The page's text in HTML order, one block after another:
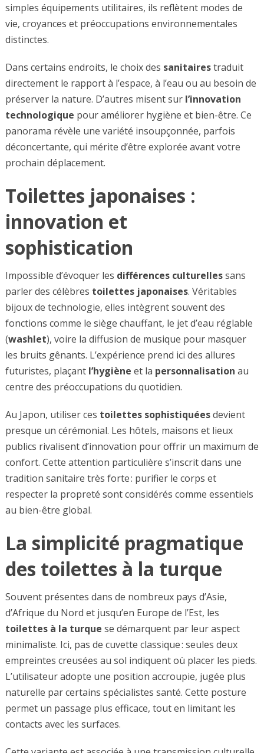
simples équipements utilitaires, ils reflètent modes de
vie, croyances et préoccupations environnementales
distinctes.
Dans certains endroits, le choix des sanitairestraduit
directement le rapport à l’espace, à l’eau ou au besoin de
préserver la nature. D’autres misent sur l’innovation
technologique pour améliorer hygiène et bien-être. Ce
panorama révèle une variété insoupçonnée, parfois
déconcertante, qui mérite d’être explorée avant votre
prochain déplacement.
Toilettes japonaises :
innovation et
sophistication
Impossible d’évoquer les différences culturellessans
parler des célèbres toilettes japonaises. Véritables
bijoux de technologie, elles intègrent souvent des
fonctions comme le siège chauffant, le jet d’eau réglable
(washlet), voire la diffusion de musique pour masquer
les bruits gênants. L’expérience prend ici des allures
futuristes, plaçant l’hygiène et la personnalisation au
centre des préoccupations du quotidien.
Au Japon, utiliser ces toilettes sophistiquéesdevient
presque un cérémonial. Les hôtels, maisons et lieux
publics rivalisent d’innovation pour offrir un maximum de
confort. Cette attention particulière s’inscrit dans une
tradition sanitaire très forte : purifier le corps et
respecter la propreté sont considérés comme essentiels
au bien-être global.
La simplicité pragmatique
des toilettes à la turque
Souvent présentes dans de nombreux pays d’Asie,
d’Afrique du Nord et jusqu’en Europe de l’Est, les
toilettes à la turque se démarquent par leur aspect
minimaliste. Ici, pas de cuvette classique : seules deux
empreintes creusées au sol indiquent où placer les pieds.
L’utilisateur adopte une position accroupie, jugée plus
naturelle par certains spécialistes santé. Cette posture
permet un passage plus efficace, tout en limitant les
contacts avec les surfaces.